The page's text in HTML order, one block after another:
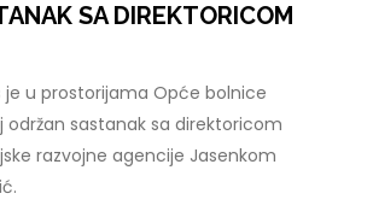
SA DIREKTORICOM
je u prostorijama Opće bolnice
održan sastanak sa direktoricom
razvojne agencije Jasenkom